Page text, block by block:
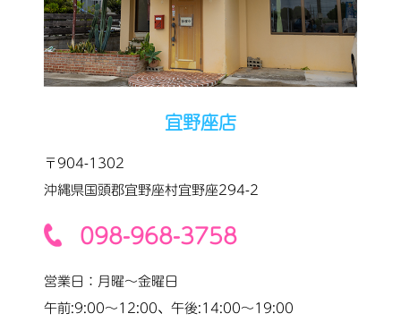
宜野座店
〒904-1302
沖縄県国頭郡宜野座村宜野座294-2
098-968-3758
営業日：月曜〜金曜日
午前:9:00〜12:00、午後:14:00〜19:00